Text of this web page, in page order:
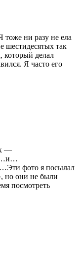
тоже ни разу не ела
шестидесятых так
который делал
Я часто его
—
…Эти фото я посылал
но они не были
посмотреть